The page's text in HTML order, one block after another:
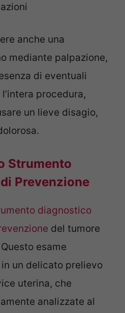
anche una
mediante palpazione,
di eventuali
procedura,
un lieve disagio,
Strumento
Prevenzione
diagnostico
del tumore
esame
un delicato prelievo
uterina, che
analizzate al